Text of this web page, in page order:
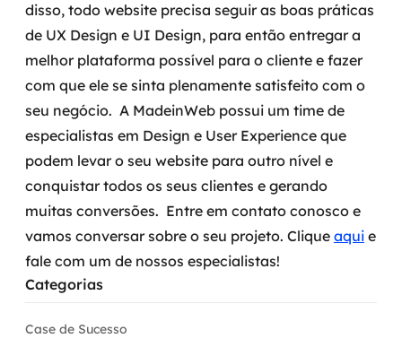
disso, todo website precisa seguir as boas práticas
de UX Design e UI Design, para então entregar a
melhor plataforma possível para o cliente e fazer
com que ele se sinta plenamente satisfeito com o
seu negócio. A MadeinWeb possui um time de
especialistas em Design e User Experience que
podem levar o seu website para outro nível e
conquistar todos os seus clientes e gerando
muitas conversões. Entre em contato conosco e
vamos conversar sobre o seu projeto. Clique aqui e
fale com um de nossos especialistas!
Categorias
Case de Sucesso